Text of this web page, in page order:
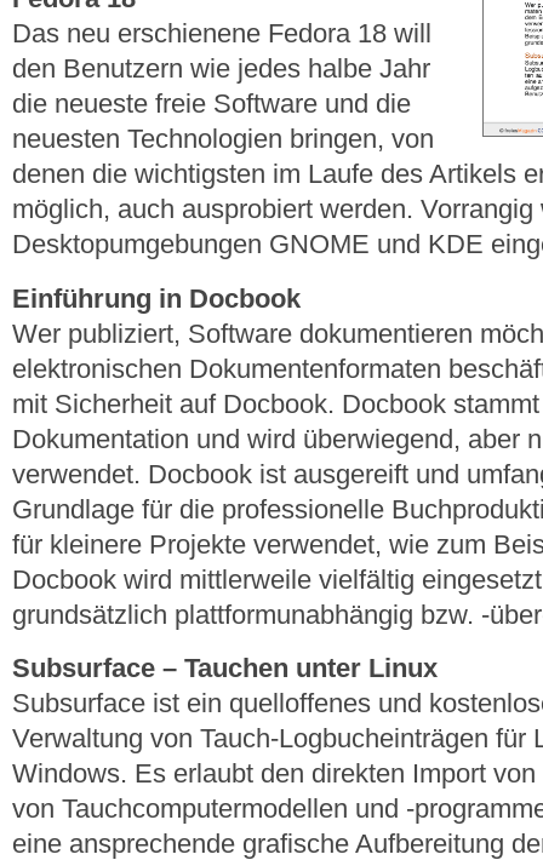
Das neu erschienene Fedora 18 will
den Benutzern wie jedes halbe Jahr
die neueste freie Software und die
neuesten Technologien bringen, von
denen die wichtigsten im Laufe des Artikels
möglich, auch ausprobiert werden. Vorrangig
Desktopumgebungen GNOME und KDE
Einführung in Docbook
Wer publiziert, Software dokumentieren
elektronischen Dokumentenformaten
mit Sicherheit auf Docbook. Docbook
Dokumentation und wird überwiegend, aber
verwendet. Docbook ist ausgereift und
Grundlage für die professionelle
für kleinere Projekte verwendet, wie zum
Docbook wird mittlerweile vielfältig
grundsätzlich plattformunabhängig bzw. -
Subsurface – Tauchen unter Linux
Subsurface ist ein quelloffenes und
Verwaltung von Tauch-Logbucheinträgen für
Windows. Es erlaubt den direkten Import
von Tauchcomputermodellen und -
eine ansprechende grafische Aufbereitung